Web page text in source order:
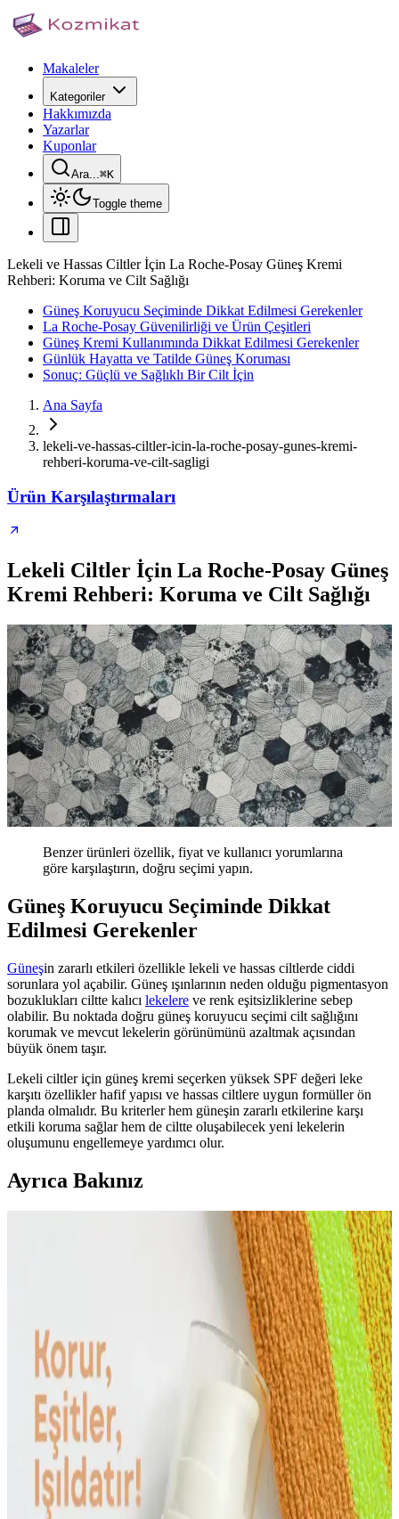
Makaleler
Kategoriler
Hakkımızda
Yazarlar
Kuponlar
Ara...⌘K
Toggle theme
Lekeli ve Hassas Ciltler İçin La Roche-Posay Güneş Kremi
Rehberi: Koruma ve Cilt Sağlığı
Güneş Koruyucu Seçiminde Dikkat Edilmesi Gerekenler
La Roche-Posay Güvenilirliği ve Ürün Çeşitleri
Güneş Kremi Kullanımında Dikkat Edilmesi Gerekenler
Günlük Hayatta ve Tatilde Güneş Koruması
Sonuç: Güçlü ve Sağlıklı Bir Cilt İçin
Ana Sayfa
lekeli-ve-hassas-ciltler-icin-la-roche-posay-gunes-kremi-
rehberi-koruma-ve-cilt-sagligi
Ürün Karşılaştırmaları
Lekeli Ciltler İçin La Roche-Posay Güneş
Kremi Rehberi: Koruma ve Cilt Sağlığı
Benzer ürünleri özellik, fiyat ve kullanıcı yorumlarına
göre karşılaştırın, doğru seçimi yapın.
Güneş Koruyucu Seçiminde Dikkat
Edilmesi Gerekenler
Güneşin zararlı etkileri özellikle lekeli ve hassas ciltlerde ciddi
sorunlara yol açabilir. Güneş ışınlarının neden olduğu pigmentasyon
bozuklukları ciltte kalıcı lekelere ve renk eşitsizliklerine sebep
olabilir. Bu noktada doğru güneş koruyucu seçimi cilt sağlığını
korumak ve mevcut lekelerin görünümünü azaltmak açısından
büyük önem taşır.
Lekeli ciltler için güneş kremi seçerken yüksek SPF değeri leke
karşıtı özellikler hafif yapısı ve hassas ciltlere uygun formüller ön
planda olmalıdr. Bu kriterler hem güneşin zararlı etkilerine karşı
etkili koruma sağlar hem de ciltte oluşabilecek yeni lekelerin
oluşumunu engellemeye yardımcı olur.
Ayrıca Bakınız
Yaşlanma Karşıtı Kremler: Cilt Gençleştirme ve
Sağlıklı Görünüm İçin Bilmeniz Gerekenler (75-90
Yaşlanma karşıtı kremler, cilt yenileme ve genç görünüm sağlar.
İçerikleri ve kullanım ipuçlarıyla, sağlıklı ve genç bir cilt için önemli
bilgiler burada yer alıyor.
Ciltte Pembe Lekelerin Nedenleri ve Koruyucu
Yöntemler
Ciltte pembe lekelerin temel nedenleri, çevresel ve hormonal
faktörler, korunma ve tedavi yöntemleri hakkında kapsamlı bilgiler
içerir.
Güneş Sonrası Bakım Losyonları: Nemlendirici ve